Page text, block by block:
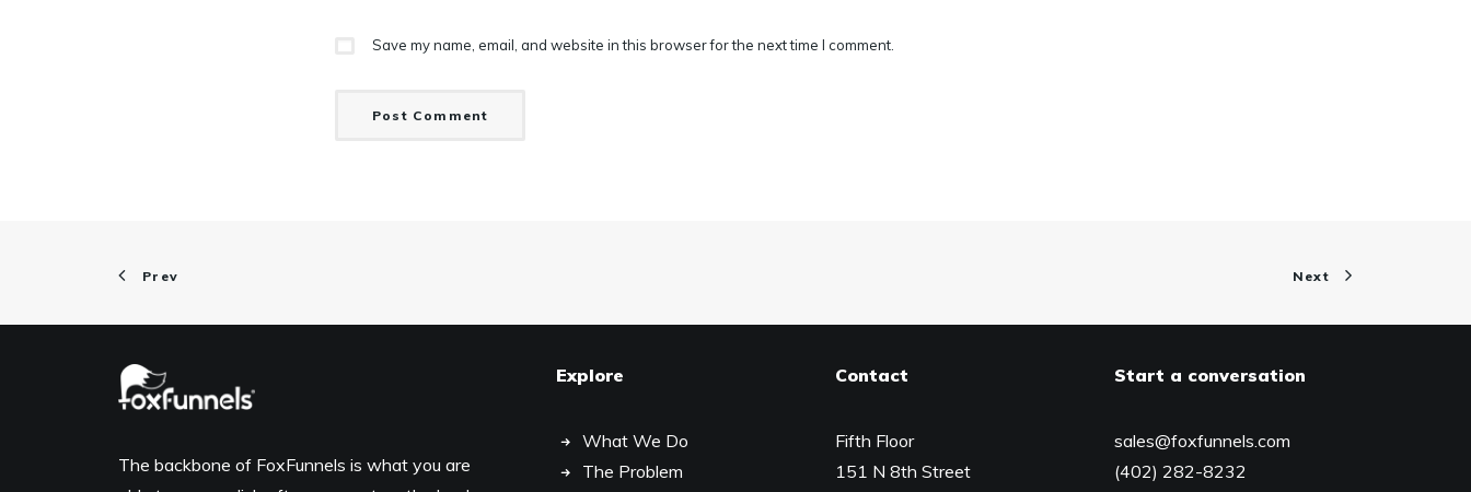
Save my name, email, and website in this browser for the next time I comment.
Prev Next
The backbone of FoxFunnels is what you are
Explore
What We Do
The Problem
Contact
Fifth Floor
151 N 8th Street
Start a conversation
sales@foxfunnels.com
(402) 282-8232